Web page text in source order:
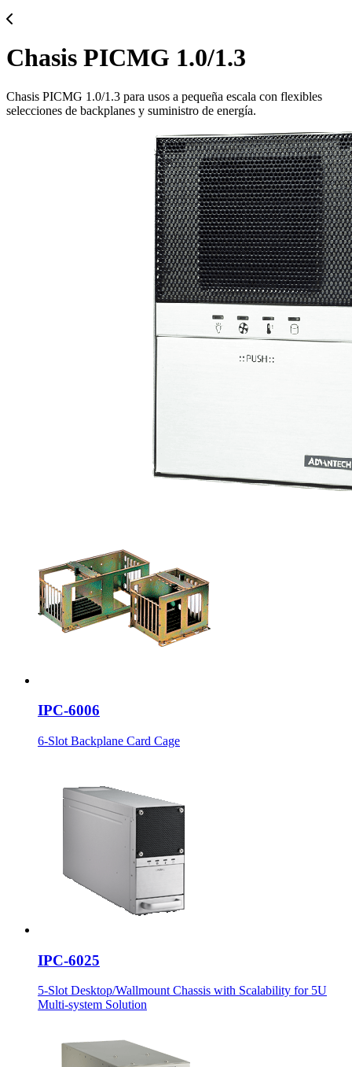
Chasis PICMG 1.0/1.3
Chasis PICMG 1.0/1.3 para usos a pequeña escala con flexibles
selecciones de backplanes y suministro de energía.
IPC-6006
6-Slot Backplane Card Cage
IPC-6025
5-Slot Desktop/Wallmount Chassis with Scalability for 5U
Multi-system Solution